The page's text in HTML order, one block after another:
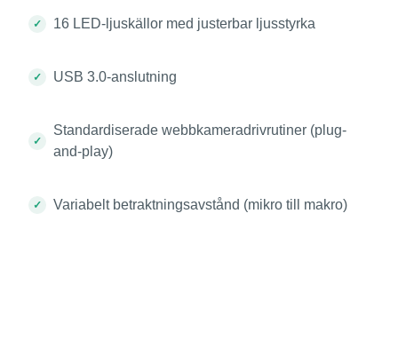
16 LED-ljuskällor med justerbar ljusstyrka
USB 3.0-anslutning
Standardiserade webbkameradrivrutiner (plug-
and-play)
Variabelt betraktningsavstånd (mikro till makro)